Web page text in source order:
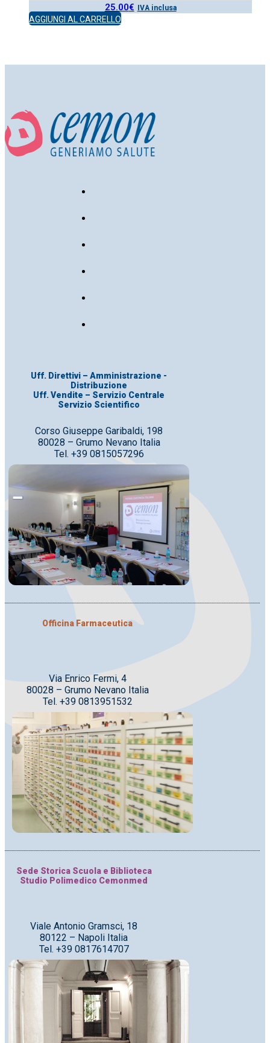
25.00€ IVA inclusa
AGGIUNGI AL CARRELLO
Uff. Direttivi – Amministrazione -
Distribuzione
Uff. Vendite – Servizio Centrale
Servizio Scientifico
Corso Giuseppe Garibaldi, 198
80028 – Grumo Nevano Italia
Tel. +39 0815057296
Officina Farmaceutica
Via Enrico Fermi, 4
80028 – Grumo Nevano Italia
Tel. +39 0813951532
Sede Storica Scuola e Biblioteca
Studio Polimedico Cemonmed
Viale Antonio Gramsci, 18
80122 – Napoli Italia
Tel. +39 0817614707